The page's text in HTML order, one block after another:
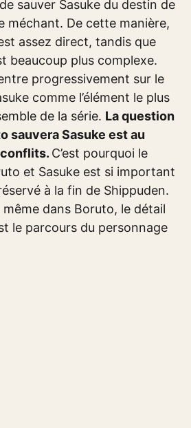
sauver Sasuke du destin de
méchant. De cette manière,
assez direct, tandis que
beaucoup plus complexe.
progressivement sur le
comme l’élément le plus
de la série. La question
sauvera Sasuke est au
C’est pourquoi le
et Sasuke est si important
à la fin de Shippuden.
dans Boruto, le détail
le parcours du personnage